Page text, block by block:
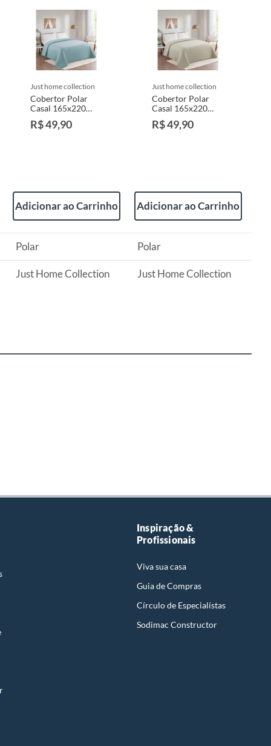
just home collection
Cobertor Polar
Casal 165x220
Cinza Just Home
Collection
R$ 49,90
Adicionar ao Carrinho
just home collection
Cobertor Polar
Casal 165x220
Taupe Just Home
Collection
R$ 49,90
Adicionar ao Carrinho
Polar Polar
Just Home Collection Just Home Collection
Inspiração &
Profissionais
Viva sua casa
Guia de Compras
Círculo de Especialístas
Sodimac Constructor